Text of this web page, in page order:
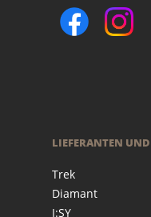
LIEFERANTEN
Trek
Diamant
I:SY